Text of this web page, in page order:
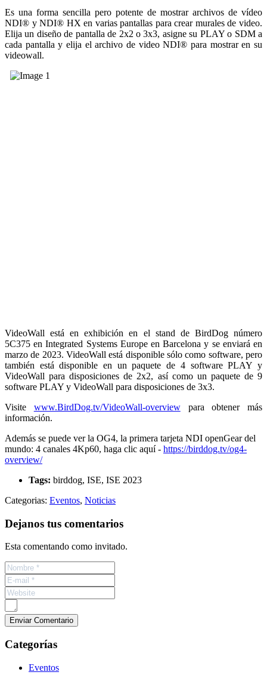
Es una forma sencilla pero potente de mostrar archivos de vídeo
NDI® y NDI® HX en varias pantallas para crear murales de video.
Elija un diseño de pantalla de 2x2 o 3x3, asigne su PLAY o SDM a
cada pantalla y elija el archivo de video NDI® para mostrar en su
videowall.
VideoWall está en exhibición en el stand de BirdDog número
5C375 en Integrated Systems Europe en Barcelona y se enviará en
marzo de 2023. VideoWall está disponible sólo como software, pero
también está disponible en un paquete de 4 software PLAY y
VideoWall para disposiciones de 2x2, así como un paquete de 9
software PLAY y VideoWall para disposiciones de 3x3.
Visite www.BirdDog.tv/VideoWall-overviewpara obtener más
información.
Además se puede ver la OG4, la primera tarjeta NDI openGear del
mundo: 4 canales 4Kp60, haga clic aquí - https://birddog.tv/og4-
overview/
Tags: birddog, ISE, ISE 2023
Categorias: Eventos, Noticias
Dejanos tus comentarios
Esta comentando como invitado.
Categorías
Eventos